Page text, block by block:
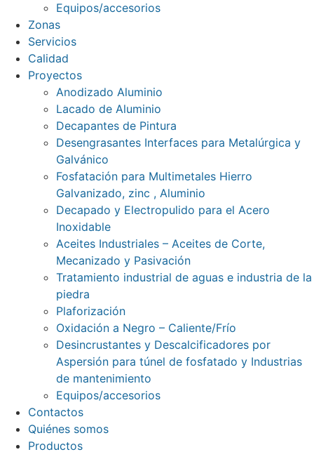
Equipos/accesorios
Zonas
Servicios
Calidad
Proyectos
Anodizado Aluminio
Lacado de Aluminio
Decapantes de Pintura
Desengrasantes Interfaces para Metalúrgica y
Galvánico
Fosfatación para Multimetales Hierro
Galvanizado, zinc , Aluminio
Decapado y Electropulido para el Acero
Inoxidable
Aceites Industriales – Aceites de Corte,
Mecanizado y Pasivación
Tratamiento industrial de aguas e industria de la
piedra
Plaforización
Oxidación a Negro – Caliente/Frío
Desincrustantes y Descalcificadores por
Aspersión para túnel de fosfatado y Industrias
de mantenimiento
Equipos/accesorios
Contactos
Quiénes somos
Productos